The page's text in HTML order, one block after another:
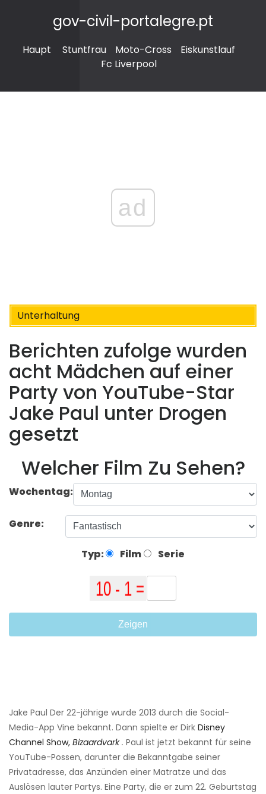
gov-civil-portalegre.pt
Haupt Stuntfrau Moto-Cross
Eiskunstlauf
Fc Liverpool
ad
Unterhaltung
Berichten zufolge wurden
acht Mädchen auf einer
Party von YouTube-Star
Jake Paul unter Drogen
gesetzt
Welcher Film Zu Sehen?
Wochentag:
Genre:
Typ: Film Serie
Zeigen
Jake Paul Der 22-jährige wurde 2013 durch die Social-
Media-App Vine bekannt. Dann spielte er Dirk Disney
Channel Show, Bizaardvark. Paul ist jetzt bekannt für seine
YouTube-Possen, darunter die Bekanntgabe seiner
Privatadresse, das Anzünden einer Matratze und das
Auslösen lauter Partys. Eine Party, die er zum 22. Geburtstag